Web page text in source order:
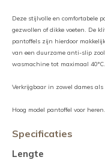
Deze stijlvolle en comfortabele
gezwollen of dikke voeten. De
pantoffels zijn hierdoor
van een duurzame anti-slip
wasmachine tot maximaal
Verkrijgbaar in zowel dames
Hoog model pantoffel voor
Specificaties
Lengte